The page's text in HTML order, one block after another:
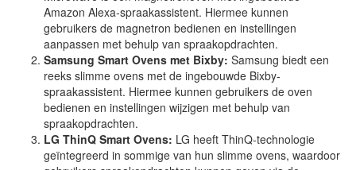
Amazon Alexa-spraakassistent. Hiermee kunnen
gebruikers de magnetron bedienen en instellingen
aanpassen met behulp van spraakopdrachten.
Samsung Smart Ovens met Bixby: Samsung biedt een
reeks slimme ovens met de ingebouwde Bixby-
spraakassistent. Hiermee kunnen gebruikers de oven
bedienen en instellingen wijzigen met behulp van
spraakopdrachten.
LG ThinQ Smart Ovens: LG heeft ThinQ-technologie
geïntegreerd in sommige van hun slimme ovens, waardoor